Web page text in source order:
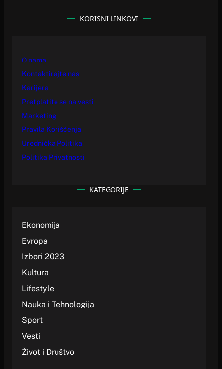
KORISNI LINKOVI
O nama
Kontaktirajte nas
Karijera
Pretplatite se na vesti
Marketing
Pravila Korišćenja
Urednička Politika
Politika Privatnosti
KATEGORIJE
Ekonomija
Evropa
Izbori 2023
Kultura
Lifestyle
Nauka i Tehnologija
Sport
Vesti
Život i Društvo